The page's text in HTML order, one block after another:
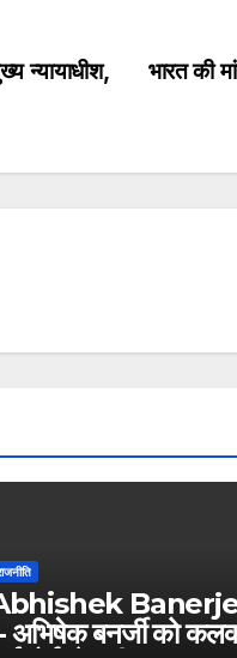
भारत की
न्यायाधीश,
अभिषेक बनर्जी को